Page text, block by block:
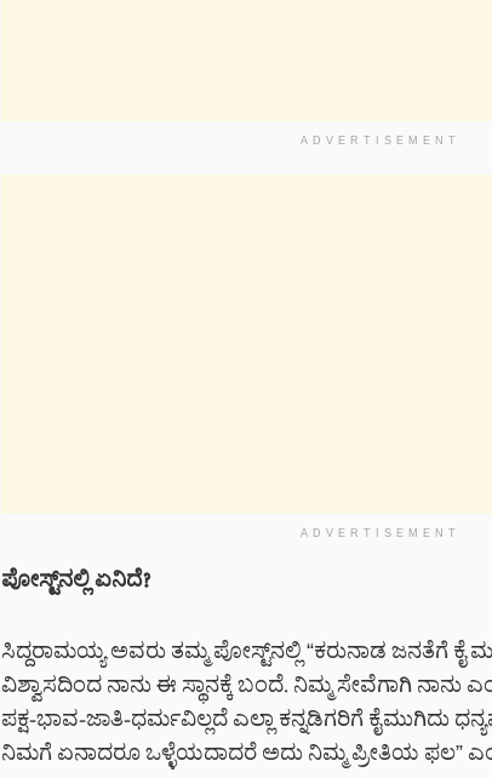
ADVERTISEMENT
ADVERTISEMENT
ಪೋಸ್ಟ್‌ನಲ್ಲಿ ಏನಿದೆ?
ಸಿದ್ದರಾಮಯ್ಯ ಅವರು ತಮ್ಮ ಪೋಸ್ಟ್‌ನಲ್ಲಿ “ಕರುನಾಡ ಜನತೆಗೆ ಕೈ
ವಿಶ್ವಾಸದಿಂದ ನಾನು ಈ ಸ್ಥಾನಕ್ಕೆ ಬಂದೆ. ನಿಮ್ಮ ಸೇವೆಗಾಗಿ
ಪಕ್ಷ-ಭಾವ-ಜಾತಿ-ಧರ್ಮವಿಲ್ಲದೆ ಎಲ್ಲಾ ಕನ್ನಡಿಗರಿಗೆ ಕೈಮುಗಿದು
ನಿಮಗೆ ಏನಾದರೂ ಒಳ್ಳೆಯದಾದರೆ ಅದು ನಿಮ್ಮ ಪ್ರೀತಿಯ ಫಲ”